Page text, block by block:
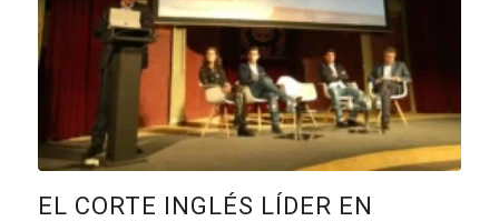
EL CORTE INGLÉS LÍDER EN